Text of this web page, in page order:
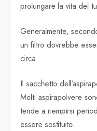
prolungare la vita del
Generalmente,
un filtro dovrebbe
circa.
Il sacchetto
Molti aspirapolvere
tende a riempirsi
essere sostituito.